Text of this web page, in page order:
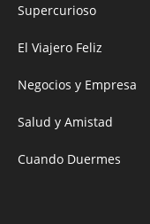
Supercurioso
El Viajero Feliz
Negocios y Empresa
Salud y Amistad
Cuando Duermes